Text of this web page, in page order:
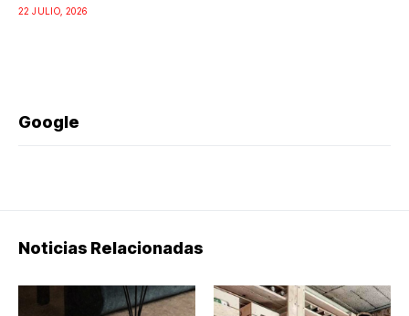
22 JULIO, 2026
Google
Noticias Relacionadas